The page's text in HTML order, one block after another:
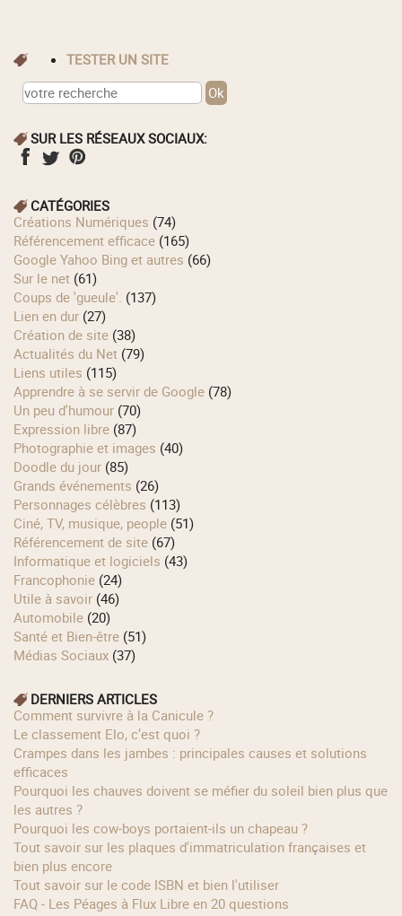
TESTER UN SITE
SUR LES RÉSEAUX SOCIAUX:
CATÉGORIES
Créations Numériques (74)
Référencement efficace (165)
Google Yahoo Bing et autres (66)
Sur le net (61)
Coups de 'gueule'. (137)
Lien en dur (27)
Création de site (38)
Actualités du Net (79)
Liens utiles (115)
Apprendre à se servir de Google (78)
Un peu d'humour (70)
Expression libre (87)
Photographie et images (40)
Doodle du jour (85)
Grands événements (26)
Personnages célèbres (113)
Ciné, TV, musique, people (51)
Référencement de site (67)
Informatique et logiciels (43)
Francophonie (24)
Utile à savoir (46)
Automobile (20)
Santé et Bien-être (51)
Médias Sociaux (37)
DERNIERS ARTICLES
Comment survivre à la Canicule ?
Le classement Elo, c’est quoi ?
Crampes dans les jambes : principales causes et solutions
efficaces
Pourquoi les chauves doivent se méfier du soleil bien plus que
les autres ?
Pourquoi les cow‑boys portaient‑ils un chapeau ?
Tout savoir sur les plaques d'immatriculation françaises et
bien plus encore
Tout savoir sur le code ISBN et bien l'utiliser
FAQ - Les Péages à Flux Libre en 20 questions